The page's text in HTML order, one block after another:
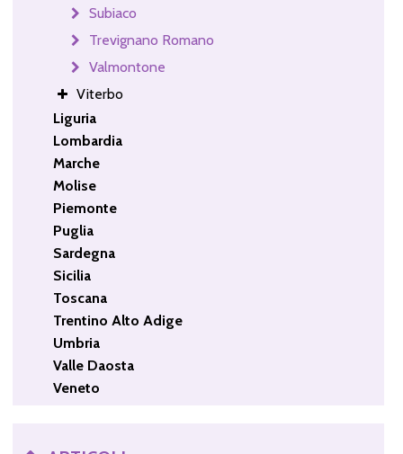
Subiaco
Trevignano Romano
Valmontone
Viterbo
Liguria
Lombardia
Marche
Molise
Piemonte
Puglia
Sardegna
Sicilia
Toscana
Trentino Alto Adige
Umbria
Valle Daosta
Veneto